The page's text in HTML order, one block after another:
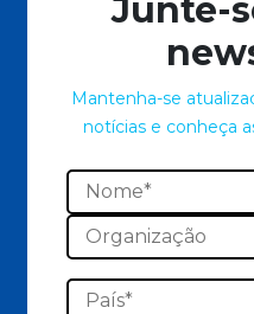
Junte-
Mantenha-se
notícias e conheça